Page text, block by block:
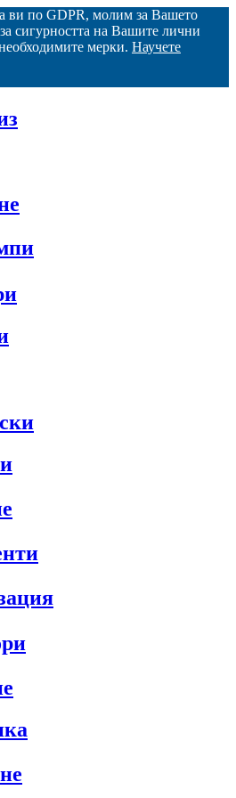
ви по GDPR, молим за Вашето
сигурността на Вашите лични
мерки. Научете